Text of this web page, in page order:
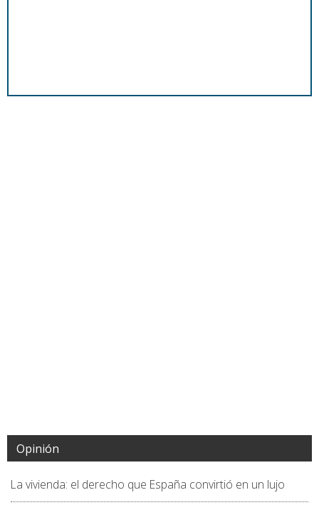
Opinión
La vivienda: el derecho que España convirtió en un lujo